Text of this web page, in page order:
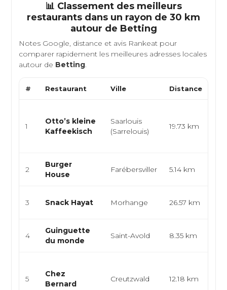
📊 Classement des meilleurs
restaurants dans un rayon de 30 km
autour de Betting
Notes Google, distance et avis Rankeat pour
comparer rapidement les meilleures adresses locales
autour de Betting.
# Restaurant Ville Distance
1
Otto’s kleine
Kaffeekisch
Saarlouis
(Sarrelouis)
19.73 km
2
Burger
House
Farébersviller 5.14 km
3 Snack Hayat Morhange 26.57 km
4
Guinguette
du monde
Saint-Avold 8.35 km
5
Chez
Bernard
Creutzwald 12.18 km